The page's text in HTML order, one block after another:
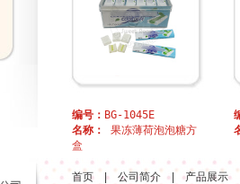
编号： BG-1045E
名称：
果冻薄荷泡泡糖方
盒
首页 | 公司简介 |产品展示